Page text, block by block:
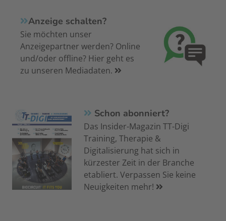
Anzeige schalten?
Sie möchten unser
Anzeigepartner werden? Online
und/oder offline? Hier geht es
zu unseren Mediadaten.
Schon abonniert?
Das Insider-Magazin TT-Digi
Training, Therapie &
Digitalisierung hat sich in
kürzester Zeit in der Branche
etabliert. Verpassen Sie keine
Neuigkeiten mehr!